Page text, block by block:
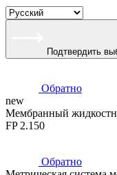
Подтвердить
Обратно
new
Мембранный
FP 2.150
Обратно